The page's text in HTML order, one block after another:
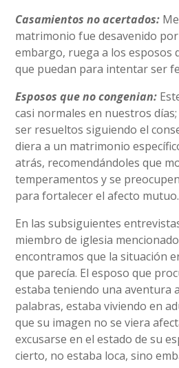
Casamientos no acertados:
matrimonio fue desavenido por
embargo, ruega a los esposos
que puedan para intentar ser
Esposos que no congenian:
casi normales en nuestros
ser resueltos siguiendo el
diera a un matrimonio
atrás, recomendándoles que
temperamentos y se
para fortalecer el afecto mutuo.
En las subsiguientes
miembro de iglesia
encontramos que la situación
que parecía. El esposo que
estaba teniendo una aventura
palabras, estaba viviendo en
que su imagen no se viera
excusarse en el estado de su
cierto, no estaba loca, sino